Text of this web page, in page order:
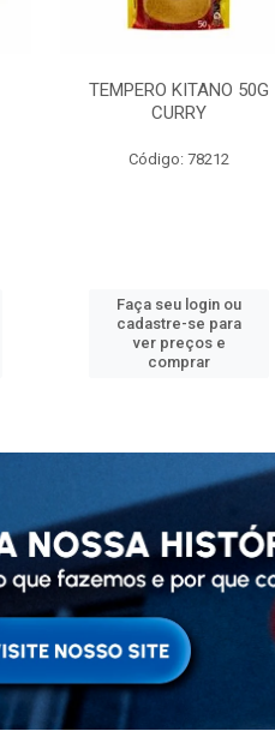
TEMPERO KITANO 50G
CURRY
Código: 78212
Faça seu login ou
cadastre-se para
ver preços e
comprar